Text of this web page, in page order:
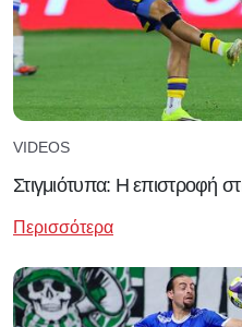
VIDEOS
Στιγμιότυπα: Η επιστροφή
Περισσότερα